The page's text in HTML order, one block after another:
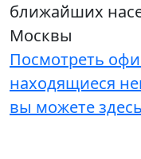
ближайших
Москвы
Посмотреть
находящиеся
вы можете здесь